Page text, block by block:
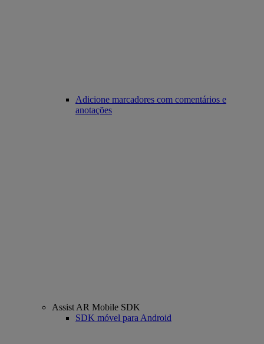
Adicione marcadores com comentários e
anotações
Assist AR Mobile SDK
SDK móvel para Android